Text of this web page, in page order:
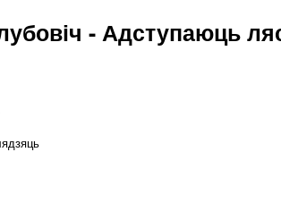
- Адступаюць